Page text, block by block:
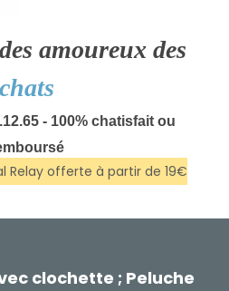
amoureux des
chats
- 100% chatisfait ou
clochette ; Peluche